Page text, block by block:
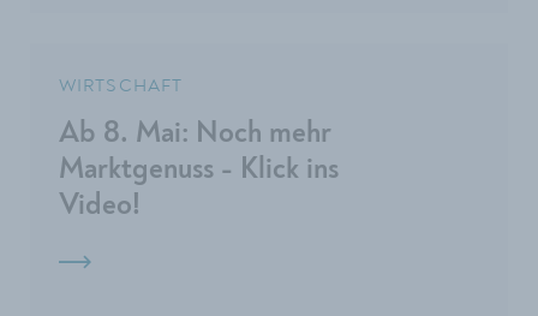
WIRTSCHAFT
Ab 8. Mai: Noch mehr
Marktgenuss - Klick ins
Video!